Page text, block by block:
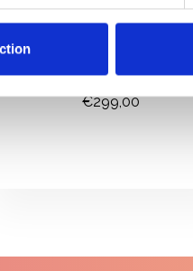
Ellen Wille Anima
€299,00